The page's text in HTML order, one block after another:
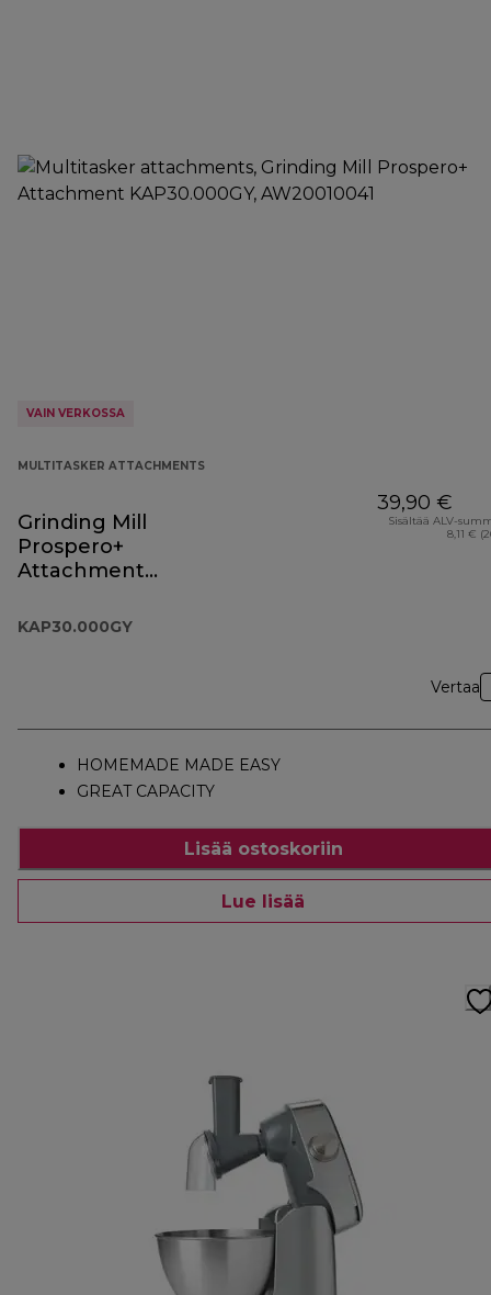
VAIN VERKOSSA
MULTITASKER ATTACHMENTS
Grinding Mill
Prospero+
Attachment
KAP30.000GY
39,90 €
Sisältää ALV-
8,11 €
Vertaa
HOMEMADE MADE EASY
GREAT CAPACITY
Lisää ostoskoriin
Lue lisää